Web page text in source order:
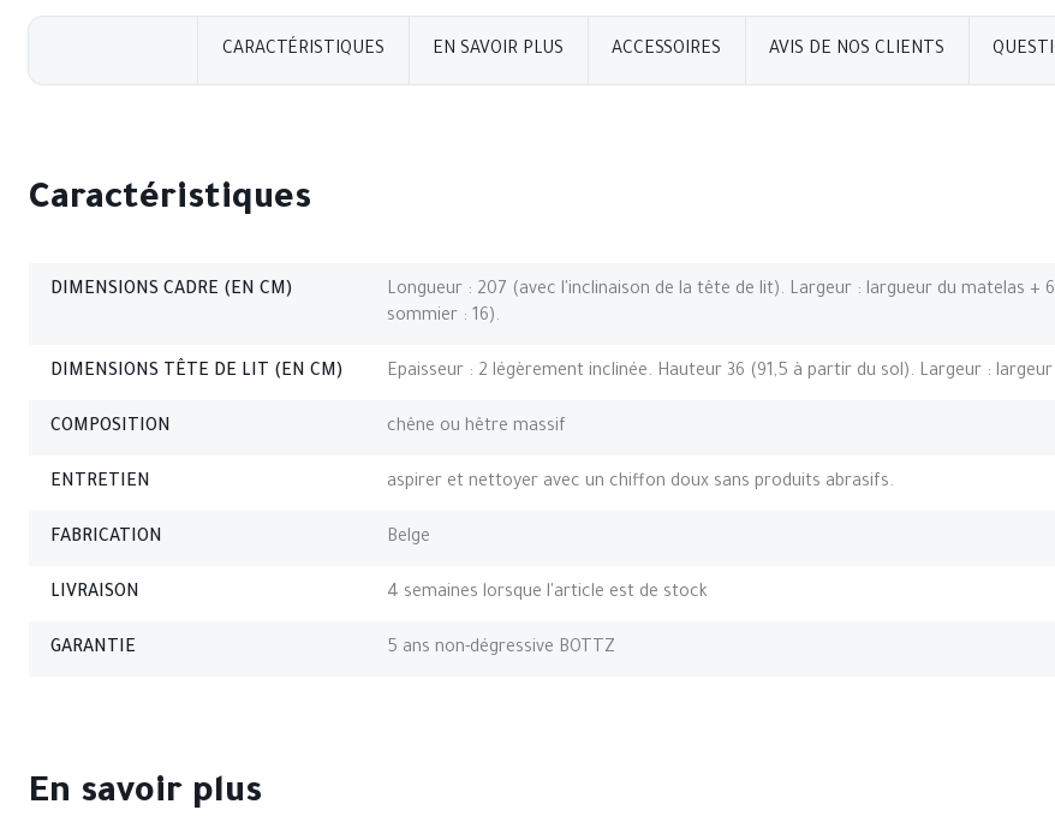
CARACTÉRISTIQUES EN SAVOIR PLUS ACCESSOIRES AVIS DE NOS CLIENTS
Caractéristiques
DIMENSIONS CADRE (EN CM)
Longueur : 207 (avec l'inclinaison de la tête de lit). Largeur : largueur du matelas
sommier : 16).
DIMENSIONS TÊTE DE LIT (EN CM) Epaisseur : 2 légèrement inclinée. Hauteur 36 (91,5 à partir du sol). Largeur :
COMPOSITION chêne ou hêtre massif
ENTRETIEN aspirer et nettoyer avec un chiffon doux sans produits abrasifs.
FABRICATION Belge
LIVRAISON 4 semaines lorsque l'article est de stock
GARANTIE 5 ans non-dégressive BOTTZ
En savoir plus